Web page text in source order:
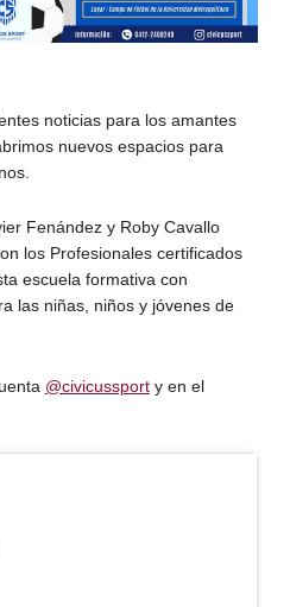
noticias para los amantes
nuevos espacios para
Fenández y Roby Cavallo
los Profesionales certificados
escuela formativa con
las niñas, niños y jóvenes de
@civicussporty en el